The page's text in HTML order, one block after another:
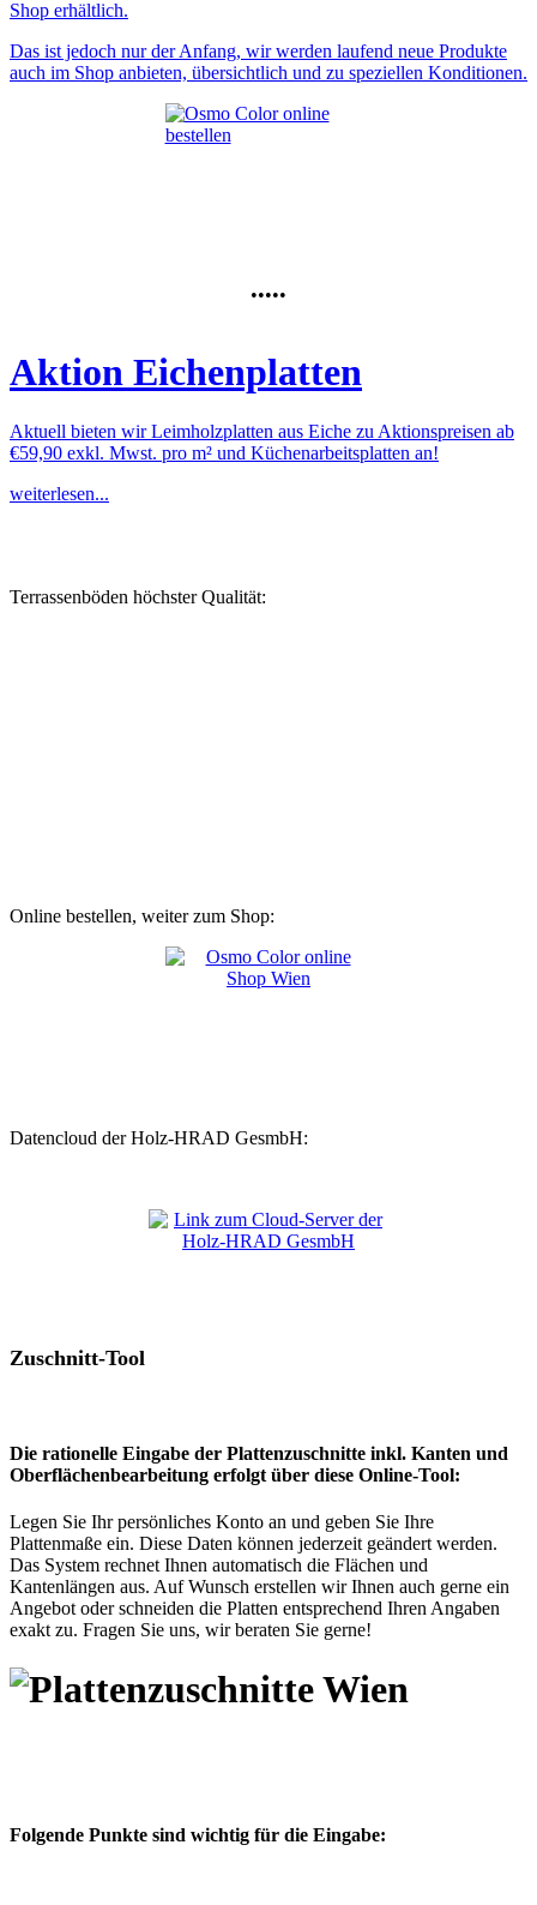
Shop erhältlich.
Das ist jedoch nur der Anfang, wir werden laufend neue Produkte
auch im Shop anbieten, übersichtlich und zu speziellen Konditionen.
•••••
Aktion Eichenplatten
Aktuell bieten wir Leimholzplatten aus Eiche zu Aktionspreisen ab
€59,90 exkl. Mwst. pro m² und Küchenarbeitsplatten an!
weiterlesen...
Terrassenböden höchster Qualität:
Online bestellen, weiter zum Shop:
Datencloud der Holz-HRAD GesmbH:
Zuschnitt-Tool
Die rationelle Eingabe der Plattenzuschnitte inkl. Kanten und
Oberflächenbearbeitung erfolgt über diese Online-Tool:
Legen Sie Ihr persönliches Konto an und geben Sie Ihre
Plattenmaße ein. Diese Daten können jederzeit geändert werden.
Das System rechnet Ihnen automatisch die Flächen und
Kantenlängen aus. Auf Wunsch erstellen wir Ihnen auch gerne ein
Angebot oder schneiden die Platten entsprechend Ihren Angaben
exakt zu. Fragen Sie uns, wir beraten Sie gerne!
Folgende Punkte sind wichtig für die Eingabe: